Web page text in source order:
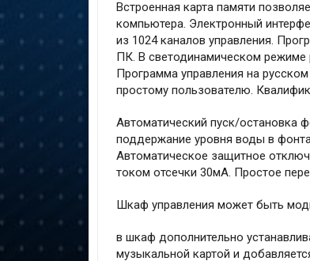
Встроенная карта памяти
компьютера. Электронный
из 1024 каналов управления.
ПК. В светодинамическом режиме
Программа управления на
простому пользователю.
Автоматический пуск/остановка
поддержание уровня воды в
Автоматическое защитное
током отсечки 30мА. Простое
Шкаф управления может быть
в шкаф дополнительно
музыкальной картой и